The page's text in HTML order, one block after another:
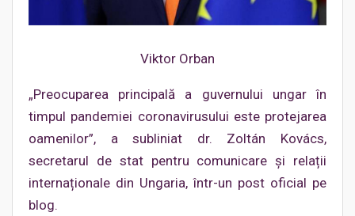
Viktor Orban
„Preocuparea principală a guvernului ungar în
timpul pandemiei coronavirusului este protejarea
oamenilor”, a subliniat dr. Zoltán Kovács,
secretarul de stat pentru comunicare și relații
internaționale din Ungaria, într-un post oficial pe
blog.